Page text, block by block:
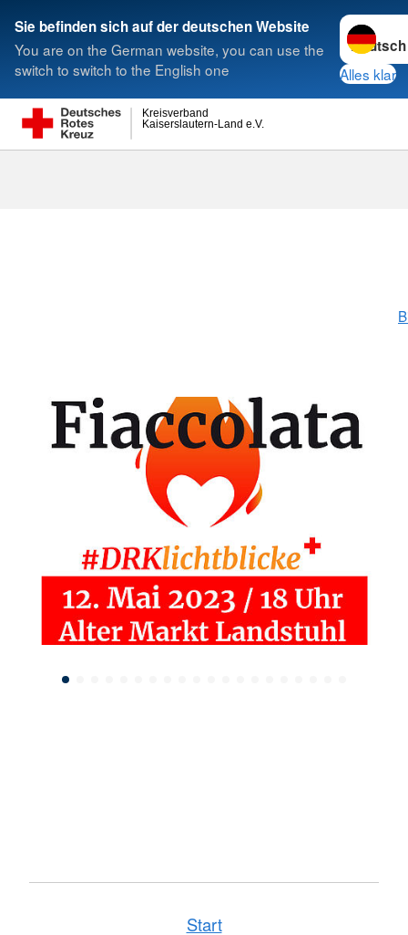
Sie befinden sich auf der deutschen Website
You are on the German website, you can use the
switch to switch to the English one
Sprache
Alles klar
Kaiserslautern-Land e.V.
Kreisverband
Suche
Start